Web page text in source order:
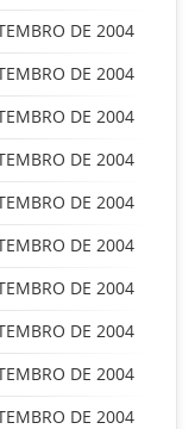
DE 2004
DE 2004
DE 2004
DE 2004
DE 2004
DE 2004
DE 2004
DE 2004
DE 2004
DE 2004